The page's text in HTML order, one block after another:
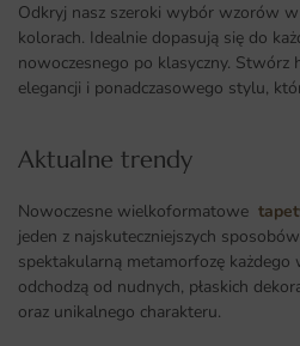
Odkryj nasz szeroki wybór wzorów
kolorach. Idealnie dopasują się do
nowoczesnego po klasyczny. Stwórz
elegancji i ponadczasowego stylu,
Aktualne trendy​
Nowoczesne wielkoformatowe
jeden z najskuteczniejszych
spektakularną metamorfozę każdego
odchodzą od nudnych, płaskich
oraz unikalnego charakteru.